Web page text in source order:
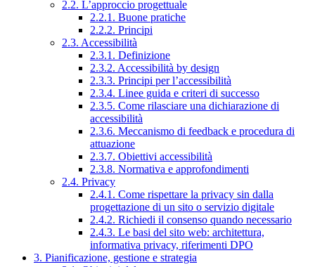
2.2. L’approccio progettuale
2.2.1. Buone pratiche
2.2.2. Principi
2.3. Accessibilità
2.3.1. Definizione
2.3.2. Accessibilità by design
2.3.3. Principi per l’accessibilità
2.3.4. Linee guida e criteri di successo
2.3.5. Come rilasciare una dichiarazione di
accessibilità
2.3.6. Meccanismo di feedback e procedura di
attuazione
2.3.7. Obiettivi accessibilità
2.3.8. Normativa e approfondimenti
2.4. Privacy
2.4.1. Come rispettare la privacy sin dalla
progettazione di un sito o servizio digitale
2.4.2. Richiedi il consenso quando necessario
2.4.3. Le basi del sito web: architettura,
informativa privacy, riferimenti DPO
3. Pianificazione, gestione e strategia